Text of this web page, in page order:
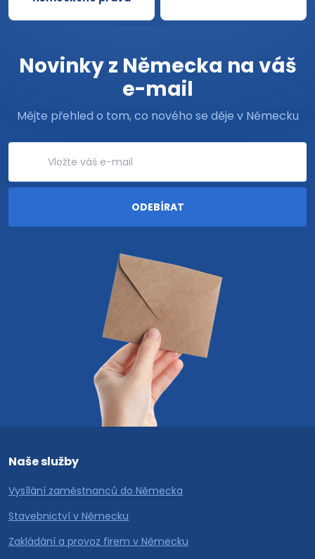
Novinky z Německa na váš
e-mail
Mějte přehled o tom, co nového se děje v Německu
Naše služby
Vysílání zaměstnanců do Německa
Stavebnictví v Německu
Zakládání a provoz firem v Německu